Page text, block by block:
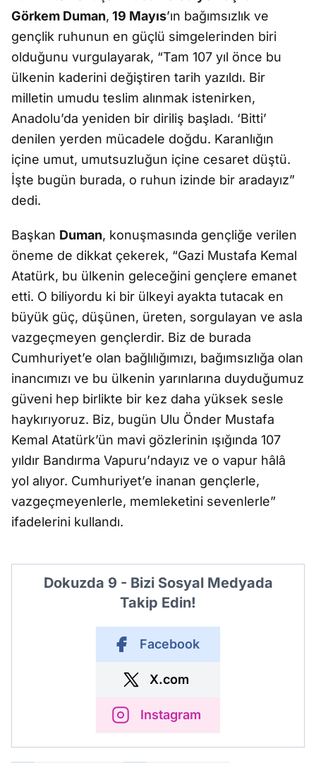
Görkem Duman, 19 Mayıs’ın bağımsızlık ve
gençlik ruhunun en güçlü simgelerinden biri
olduğunu vurgulayarak, “Tam 107 yıl önce bu
ülkenin kaderini değiştiren tarih yazıldı. Bir
milletin umudu teslim alınmak istenirken,
Anadolu’da yeniden bir diriliş başladı. ‘Bitti’
denilen yerden mücadele doğdu. Karanlığın
içine umut, umutsuzluğun içine cesaret düştü.
İşte bugün burada, o ruhun izinde bir aradayız”
dedi.
Başkan Duman, konuşmasında gençliğe verilen
öneme de dikkat çekerek, “Gazi Mustafa Kemal
Atatürk, bu ülkenin geleceğini gençlere emanet
etti. O biliyordu ki bir ülkeyi ayakta tutacak en
büyük güç, düşünen, üreten, sorgulayan ve asla
vazgeçmeyen gençlerdir. Biz de burada
Cumhuriyet’e olan bağlılığımızı, bağımsızlığa olan
inancımızı ve bu ülkenin yarınlarına duyduğumuz
güveni hep birlikte bir kez daha yüksek sesle
haykırıyoruz. Biz, bugün Ulu Önder Mustafa
Kemal Atatürk’ün mavi gözlerinin ışığında 107
yıldır Bandırma Vapuru’ndayız ve o vapur hâlâ
yol alıyor. Cumhuriyet’e inanan gençlerle,
vazgeçmeyenlerle, memleketini sevenlerle”
ifadelerini kullandı.
Dokuzda 9 - Bizi Sosyal Medyada
Takip Edin!
Facebook
X.com
Instagram